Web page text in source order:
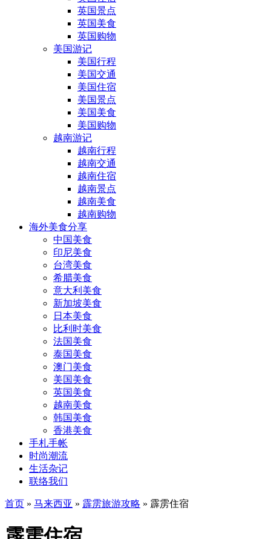
英国景点
英国美食
英国购物
美国游记
美国行程
美国交通
美国住宿
美国景点
美国美食
美国购物
越南游记
越南行程
越南交通
越南住宿
越南景点
越南美食
越南购物
海外美食分享
中国美食
印尼美食
台湾美食
希腊美食
意大利美食
新加坡美食
日本美食
比利时美食
法国美食
泰国美食
澳门美食
美国美食
英国美食
越南美食
韩国美食
香港美食
手札手帐
时尚潮流
生活杂记
联络我们
首页 » 马来西亚 » 霹雳旅游攻略 » 霹雳住宿